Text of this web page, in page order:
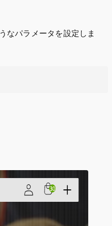
なパラメータを設定しま